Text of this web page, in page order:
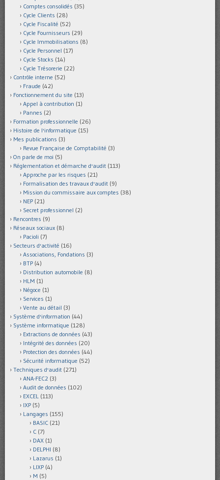
Comptes consolidés (35)
Cycle Clients (28)
Cycle Fiscalité (52)
Cycle Fournisseurs (29)
Cycle Immobilisations (8)
Cycle Personnel (17)
Cycle Stocks (14)
Cycle Trésorerie (22)
Contrôle interne (52)
Fraude (42)
Fonctionnement du site (13)
Appel à contribution (1)
Pannes (2)
Formation professionnelle (26)
Histoire de l'informatique (15)
Mes publications (3)
Revue Française de Comptabilité (3)
On parle de moi (5)
Réglementation et démarche d'audit (113)
Approche par les risques (21)
Formalisation des travaux d'audit (9)
Mission du commissaire aux comptes (38)
NEP (21)
Secret professionnel (2)
Rencontres (9)
Réseaux sociaux (8)
Pacioli (7)
Secteurs d'activité (16)
Associations, Fondations (3)
BTP (4)
Distribution automobile (8)
HLM (1)
Négoce (1)
Services (1)
Vente au détail (3)
Système d'information (44)
Système informatique (128)
Extractions de données (43)
Intégrité des données (20)
Protection des données (44)
Sécurité informatique (52)
Techniques d'audit (271)
ANA-FEC2 (3)
Audit de données (102)
EXCEL (113)
IXP (5)
Langages (155)
BASIC (21)
C (7)
DAX (1)
DELPHI (8)
Lazarus (1)
LIXP (4)
M (5)